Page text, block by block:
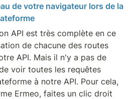
de votre navigateur lors de la
API est très complète en ce
de chacune des routes
API. Mais il n'y a pas de
voir toutes les requêtes
à notre API. Pour cela,
Ermeo, faites un clic droit